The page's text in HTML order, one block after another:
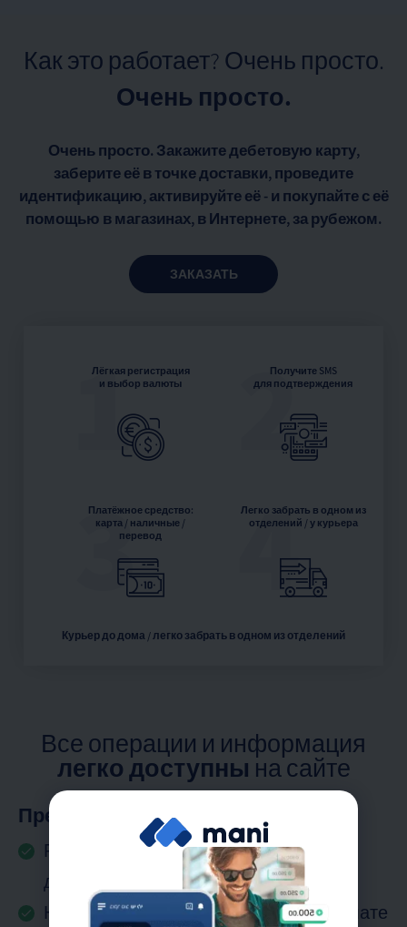
Как это работает? Очень просто.
Очень просто.
Очень просто. Закажите дебетовую карту,
заберите её в точке доставки, проведите
идентификацию, активируйте её - и покупайте с её
помощью в магазинах, в Интернете, за рубежом.
ЗАКАЗАТЬ
1
Лёгкая регистрация
и выбор валюты
2
Получите SMS
для подтверждения
3
Платёжное средство:
карта / наличные /
перевод
4
Легко забрать в одном из
отделений / у курьера
Курьер до дома / легко забрать в одном из отделений
Все операции и информация
легко доступны на сайте
Преимущества UPAYCARD
Разбить на платежи, пополнив карту
долларами / евро
Нет комиссий за конвертацию при оплате